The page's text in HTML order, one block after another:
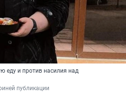
еду и против насилия над
публикации